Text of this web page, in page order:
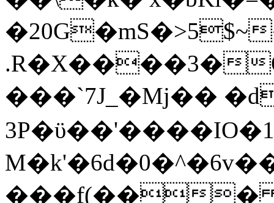
.R�X����3�
���`7J_�Mj��
���f(���